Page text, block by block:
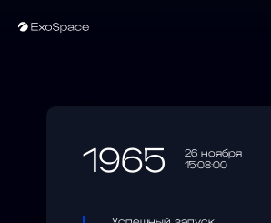
1965
26 ноября
15:08:00